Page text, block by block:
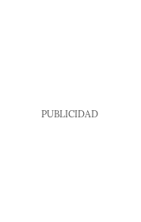
PUBLICIDAD